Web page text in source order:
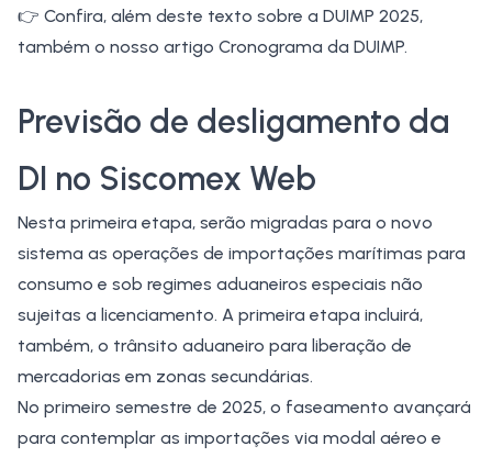
👉 Confira, além deste texto sobre a DUIMP 2025,
também o nosso artigo Cronograma da DUIMP.
Previsão de desligamento da
DI no Siscomex Web
Nesta primeira etapa, serão migradas para o novo
sistema as operações de importações marítimas para
consumo e sob regimes aduaneiros especiais não
sujeitas a licenciamento. A primeira etapa incluirá,
também, o trânsito aduaneiro para liberação de
mercadorias em zonas secundárias.
No primeiro semestre de 2025, o faseamento avançará
para contemplar as importações via modal aéreo e